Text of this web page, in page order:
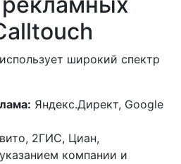
широкий спектр
Яндекс.Директ, Google
2ГИС, Циан,
компании и